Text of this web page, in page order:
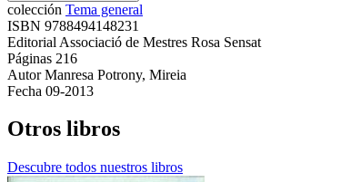
colección Tema general
ISBN 9788494148231
Editorial Associació de Mestres Rosa Sensat
Páginas 216
Autor Manresa Potrony, Mireia
Fecha 09-2013
Otros libros
Descubre todos nuestros libros